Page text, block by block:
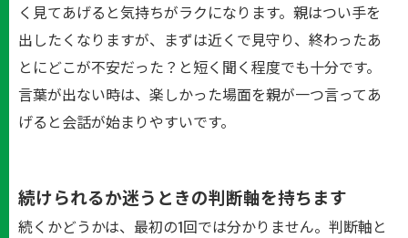
く見てあげると気持ちがラクになります。親はつい手を
出したくなりますが、まずは近くで見守り、終わったあ
とにどこが不安だった？と短く聞く程度でも十分です。
言葉が出ない時は、楽しかった場面を親が一つ言ってあ
げると会話が始まりやすいです。
続けられるか迷うときの判断軸を持ちます
続くかどうかは、最初の1回では分かりません。判断軸と